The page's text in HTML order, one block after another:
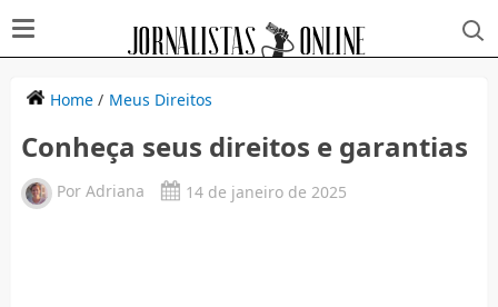
Home/ Meus Direitos
Conheça seus direitos e garantias
Por Adriana 14 de janeiro de 2025